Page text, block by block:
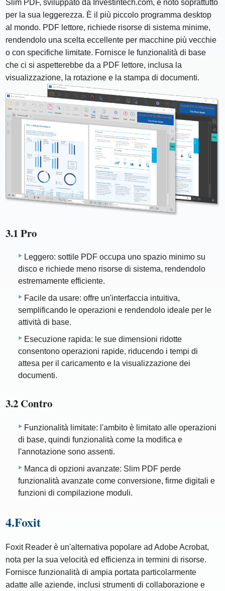
Slim PDF, sviluppato da Investintech.com, è noto soprattutto
per la sua leggerezza. È il più piccolo programma desktop
al mondo. PDF lettore, richiede risorse di sistema minime,
rendendolo una scelta eccellente per macchine più vecchie
o con specifiche limitate. Fornisce le funzionalità di base
che ci si aspetterebbe da a PDF lettore, inclusa la
visualizzazione, la rotazione e la stampa di documenti.
3.1 Pro
Leggero: sottile PDF occupa uno spazio minimo su
disco e richiede meno risorse di sistema, rendendolo
estremamente efficiente.
Facile da usare: offre un'interfaccia intuitiva,
semplificando le operazioni e rendendolo ideale per le
attività di base.
Esecuzione rapida: le sue dimensioni ridotte
consentono operazioni rapide, riducendo i tempi di
attesa per il caricamento e la visualizzazione dei
documenti.
3.2 Contro
Funzionalità limitate: l'ambito è limitato alle operazioni
di base, quindi funzionalità come la modifica e
l'annotazione sono assenti.
Manca di opzioni avanzate: Slim PDF perde
funzionalità avanzate come conversione, firme digitali e
funzioni di compilazione moduli.
4.Foxit
Foxit Reader è un'alternativa popolare ad Adobe Acrobat,
nota per la sua velocità ed efficienza in termini di risorse.
Fornisce funzionalità di ampia portata particolarmente
adatte alle aziende, inclusi strumenti di collaborazione e